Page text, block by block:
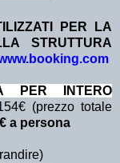
PER LA
STRUTTURA
PER INTERO
(prezzo totale
a persona